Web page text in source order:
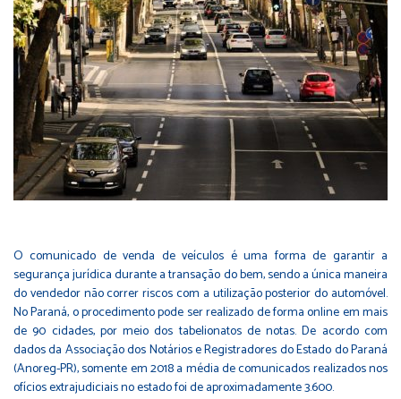
O comunicado de venda de veículos é uma forma de garantir a
segurança jurídica durante a transação do bem, sendo a única maneira
do vendedor não correr riscos com a utilização posterior do automóvel.
No Paraná, o procedimento pode ser realizado de forma online em mais
de 90 cidades, por meio dos tabelionatos de notas. De acordo com
dados da Associação dos Notários e Registradores do Estado do Paraná
(Anoreg-PR), somente em 2018 a média de comunicados realizados nos
ofícios extrajudiciais no estado foi de aproximadamente 3.600.